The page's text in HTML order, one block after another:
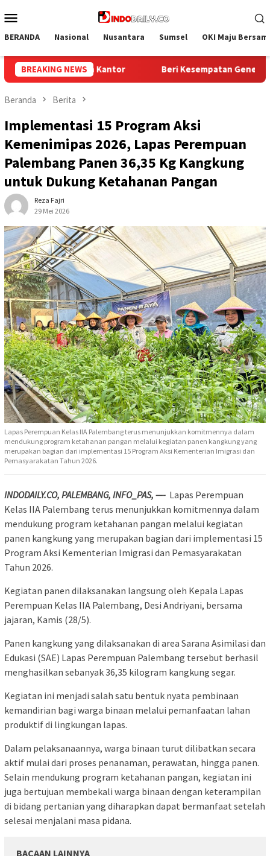
ke
Mobile
BERANDA Nasional Nusantara Sumsel OKI Maju
BREAKING NEWS
Generasi Muda, Bapas Palembang Terima Peserta
Beranda Berita
Implementasi 15 Program Aksi
Kemenimipas 2026, Lapas Perempuan
Palembang Panen 36,35 Kg Kangkung
untuk Dukung Ketahanan Pangan
Reza Fajri
29 Mei 2026
Lapas Perempuan Kelas IIA Palembang terus menunjukkan komitmennya dalam
mendukung program ketahanan pangan melalui kegiatan panen kangkung yang
merupakan bagian dari implementasi 15 Program Aksi Kementerian Imigrasi dan
Pemasyarakatan Tahun 2026.
INDODAILY.CO, PALEMBANG, INFO_PAS, —- Lapas Perempuan
Kelas IIA Palembang terus menunjukkan komitmennya dalam
mendukung program ketahanan pangan melalui kegiatan
panen kangkung yang merupakan bagian dari implementasi 15
Program Aksi Kementerian Imigrasi dan Pemasyarakatan
Tahun 2026.
Kegiatan panen dilaksanakan langsung oleh Kepala Lapas
Perempuan Kelas IIA Palembang, Desi Andriyani, bersama
jajaran, Kamis (28/5).
Panen kangkung yang dilaksanakan di area Sarana Asimilasi dan
Edukasi (SAE) Lapas Perempuan Palembang tersebut berhasil
menghasilkan sebanyak 36,35 kilogram kangkung segar.
Kegiatan ini menjadi salah satu bentuk nyata pembinaan
kemandirian bagi warga binaan melalui pemanfaatan lahan
produktif di lingkungan lapas.
Dalam pelaksanaannya, warga binaan turut dilibatkan secara
aktif mulai dari proses penanaman, perawatan, hingga panen.
Selain mendukung program ketahanan pangan, kegiatan ini
juga bertujuan membekali warga binaan dengan keterampilan
di bidang pertanian yang diharapkan dapat bermanfaat setelah
selesai menjalani masa pidana.
BACAAN LAINNYA